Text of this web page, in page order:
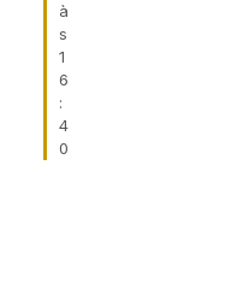
à
s
1
6
:
4
0